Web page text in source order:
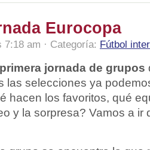
Eurocopa
am · Categoría: Fútbol
primera jornada de grupos
las selecciones ya
hacen los favoritos, qué
y la sorpresa? Vamos a ir